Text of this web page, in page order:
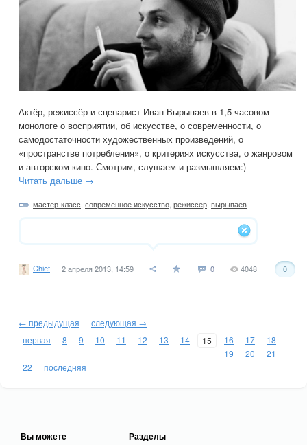
Актёр, режиссёр и сценарист Иван Вырыпаев в 1,5-часовом
монологе о восприятии, об искусстве, о современности, о
самодостаточности художественных произведений, о
«пространстве потребления», о критериях искусства, о жанровом
и авторском кино. Смотрим, слушаем и размышляем:)
Читать дальше →
мастер-класс современное искусство режиссер вырыпаев
Chief 2 апреля 2013, 14:59 0 0
4048
← предыдущая
следующая →
первая
8 9 10 11 12 13 14 15 16 17
18
19
20
21
22
последняя
Вы можете Разделы